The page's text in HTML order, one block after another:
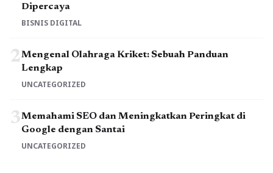
Dipercaya
BISNIS DIGITAL
2Mengenal Olahraga Kriket: Sebuah Panduan
Lengkap
UNCATEGORIZED
3Memahami SEO dan Meningkatkan Peringkat di
Google dengan Santai
UNCATEGORIZED